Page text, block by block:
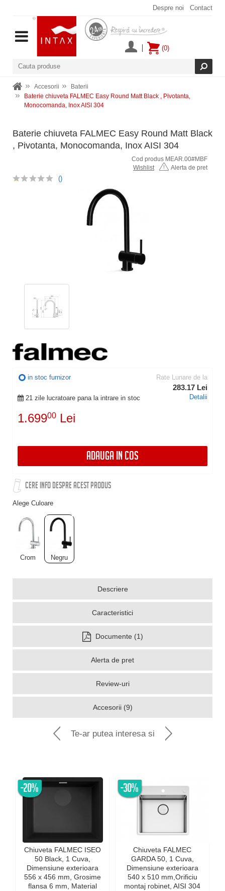
Despre noi Contact
(0)
Accesorii
Baterii
Baterie chiuveta FALMEC Easy Round Matt Black , Pivotanta,
Monocomanda, Inox AISI 304
Baterie chiuveta FALMEC Easy Round Matt Black
, Pivotanta, Monocomanda, Inox AISI 304
Cod produs MEAR.00#MBF
Wishlist
Alerta de pret
()
in stoc furnizor
21 zile lucratoare pana la intrare in stoc
1.69900 Lei
Rate Lunare de la
283.17 Lei
Detalii
ADAUGA IN COS
CERE INFO DESPRE ACEST PRODUS
Alege Culoare
Crom Negru
Descriere
Caracteristici
Documente (1)
Alerta de pret
Review-uri
Accesorii (9)
Te-ar putea interesa si
-20%
Chiuveta FALMEC ISEO
50 Black, 1 Cuva,
Dimensiune exterioara
556 x 456 mm, Grosime
flansa 6 mm, Material
-30%
Chiuveta FALMEC
GARDA 50, 1 Cuva,
Dimensiune exterioara
540 x 510 mm,Orificiu
montaj robinet, AISI 304